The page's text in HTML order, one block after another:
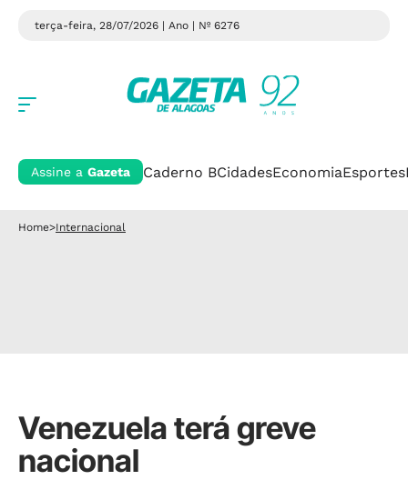
terça-feira, 28/07/2026 | Ano | Nº 6276
Assine a Gazeta Caderno BCidadesEconomiaEsportes
Home>Internacional
Venezuela terá greve
nacional